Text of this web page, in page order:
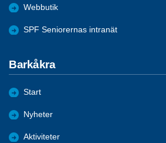
Webbutik
SPF Seniorernas intranät
Barkåkra
Start
Nyheter
Aktiviteter